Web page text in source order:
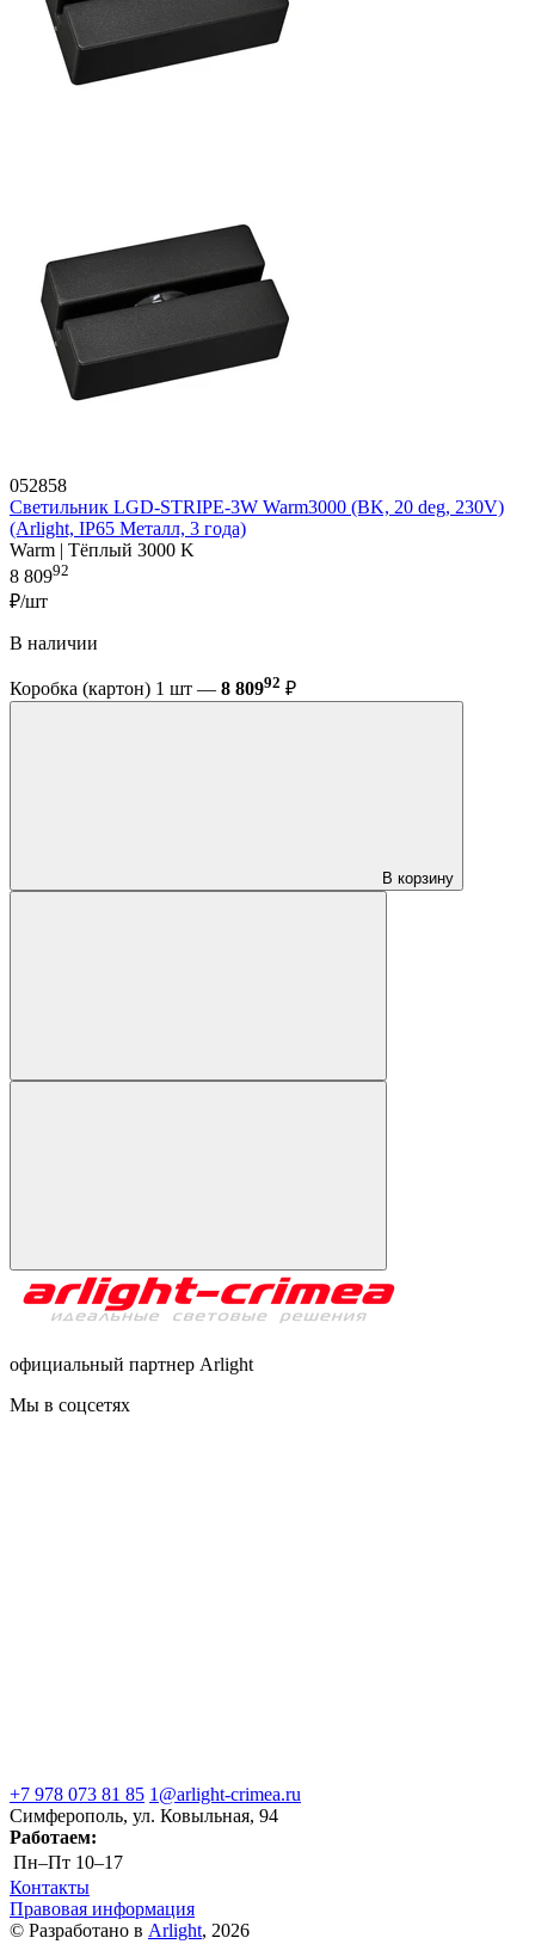
052858
Светильник LGD-STRIPE-3W Warm3000 (BK, 20 deg, 230V)
(Arlight, IP65 Металл, 3 года)
Warm | Тёплый 3000 K
8 80992
₽/шт
В наличии
Коробка (картон) 1 шт — 8 80992 ₽
В корзину
официальный партнер Arlight
Мы в соцсетях
+7 978 073 81 85 1@arlight-crimea.ru
Симферополь, ул. Ковыльная, 94
Работаем:
Пн–Пт 10–17
Контакты
Правовая информация
© Разработано в Arlight, 2026